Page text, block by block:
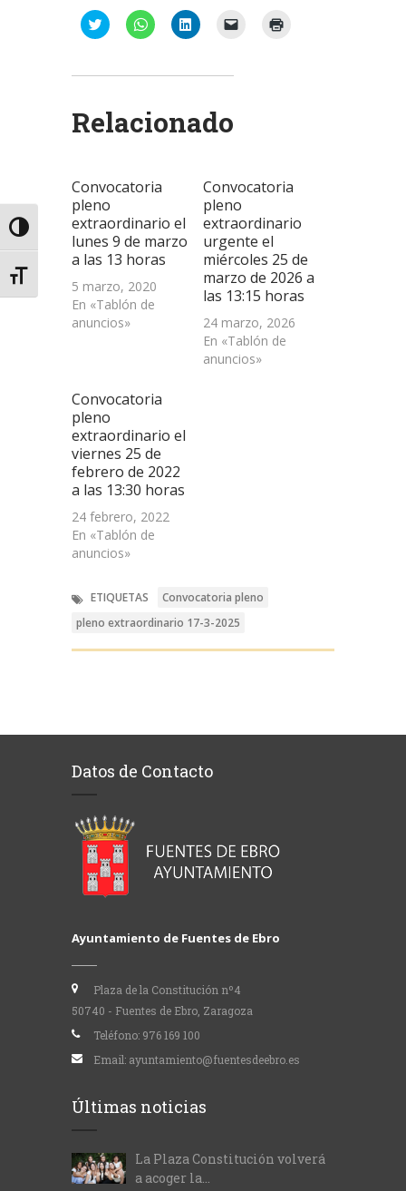
Alternar alto contraste
Alternar tamaño de letra
Haz
clic
Twitter
en
una
Haz
clic
WhatsApp
en
una
Haz
clic
LinkedIn
en
una
en
una
ventana
nueva)
Relacionado
Convocatoria
pleno
extraordinario el
lunes 9 de marzo
a las 13 horas
5 marzo, 2020
En «Tablón de
anuncios»
Convocatoria
pleno
extraordinario
urgente el
miércoles 25 de
marzo de 2026 a
las 13:15 horas
24 marzo, 2026
En «Tablón de
anuncios»
Convocatoria
pleno
extraordinario el
viernes 25 de
febrero de 2022
a las 13:30 horas
24 febrero, 2022
En «Tablón de
anuncios»
ETIQUETAS
Convocatoria pleno
pleno extraordinario 17-3-2025
Datos de Contacto
Ayuntamiento de Fuentes de Ebro
Plaza de la Constitución nº4
50740 - Fuentes de Ebro, Zaragoza
Teléfono: 976 169 100
Email: ayuntamiento@fuentesdeebro.es
Últimas noticias
La Plaza Constitución volverá
a acoger la...